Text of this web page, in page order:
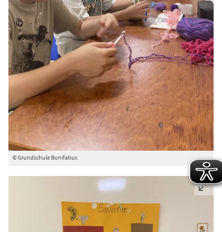
© Grundschule Bonifatius